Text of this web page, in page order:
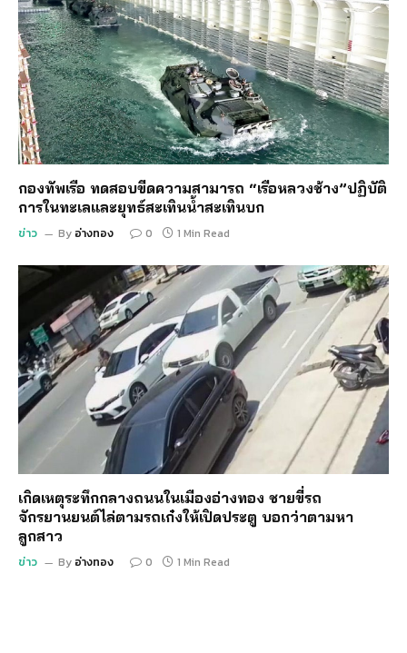
กองทัพเรือ ทดสอบขีดความสามารถ “เรือหลวงช้าง”ปฏิบัติ
การในทะเลและยุทธ์สะเทินน้ำสะเทินบก
ข่าว By อ่างทอง 0 1 Min Read
เกิดเหตุระทึกกลางถนนในเมืองอ่างทอง ชายขี่รถ
จักรยานยนต์ไล่ตามรถเก๋งให้เปิดประตู บอกว่าตามหา
ลูกสาว
ข่าว By อ่างทอง 0 1 Min Read